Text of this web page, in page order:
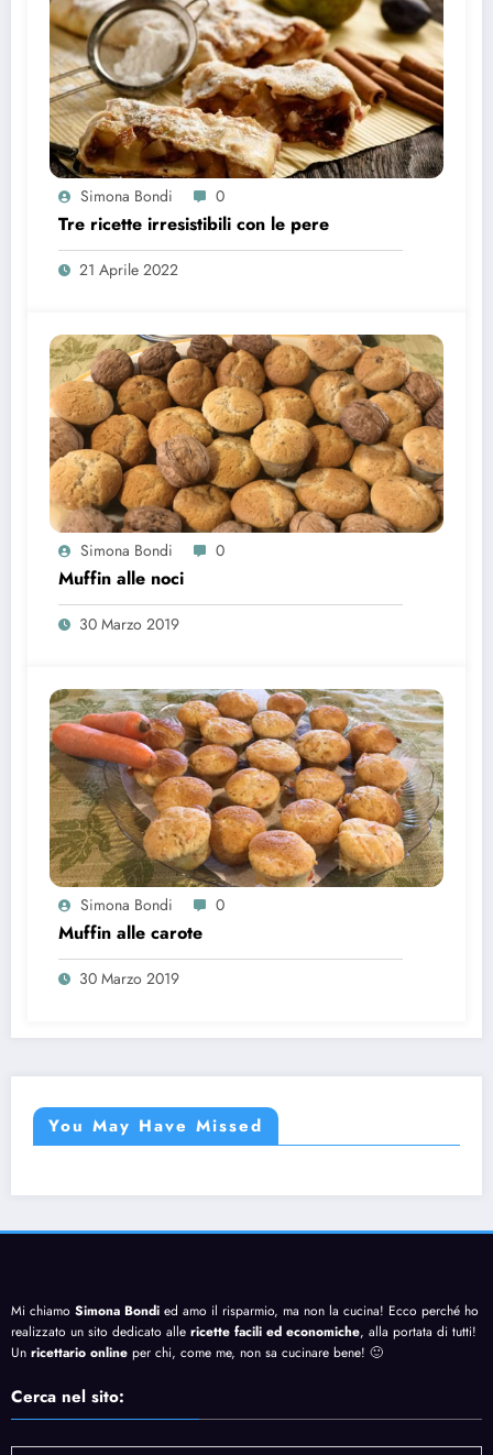
Simona Bondi 0
Tre ricette irresistibili con le pere
21 Aprile 2022
Simona Bondi 0
Muffin alle noci
30 Marzo 2019
Simona Bondi 0
Muffin alle carote
30 Marzo 2019
You May Have Missed
Mi chiamo Simona Bondi ed amo il risparmio, ma non la cucina! Ecco perché ho
realizzato un sito dedicato alle ricette facili ed economiche, alla portata di tutti!
Un ricettario online per chi, come me, non sa cucinare bene! 🙂
Cerca nel sito: